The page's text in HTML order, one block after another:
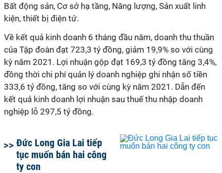
Bất động sản, Cơ sở hạ tầng, Năng lượng, Sản xuất linh
kiện, thiết bị điện tử.
Về kết quả kinh doanh 6 tháng đầu năm, doanh thu thuần
của Tập đoàn đạt 723,3 tỷ đồng, giảm 19,9% so với cùng
kỳ năm 2021. Lợi nhuận gộp đạt 169,3 tỷ đồng tăng 3,4%,
đồng thời chi phí quản lý doanh nghiệp ghi nhận số tiền
333,6 tỷ đồng, tăng so với cùng kỳ năm 2021. Dẫn đến
kết quả kinh doanh lợi nhuận sau thuế thu nhập doanh
nghiệp lỗ 297,5 tỷ đồng.
Đức Long Gia Lai tiếp
tục muốn bán hai công
ty con